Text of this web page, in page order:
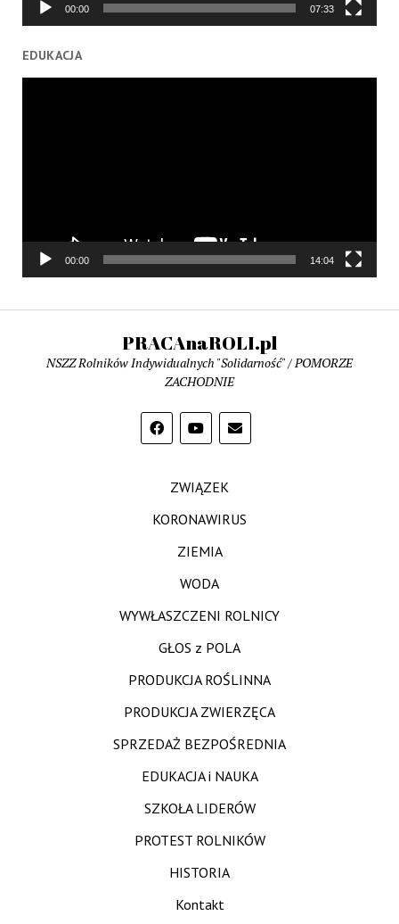
00:00 07:33
EDUKACJA
00:00 14:04
PRACAnaROLI.pl
NSZZ Rolników Indywidualnych "Solidarność" / POMORZE
ZACHODNIE
ZWIĄZEK
KORONAWIRUS
ZIEMIA
WODA
WYWŁASZCZENI ROLNICY
GŁOS z POLA
PRODUKCJA ROŚLINNA
PRODUKCJA ZWIERZĘCA
SPRZEDAŻ BEZPOŚREDNIA
EDUKACJA i NAUKA
SZKOŁA LIDERÓW
PROTEST ROLNIKÓW
HISTORIA
Kontakt